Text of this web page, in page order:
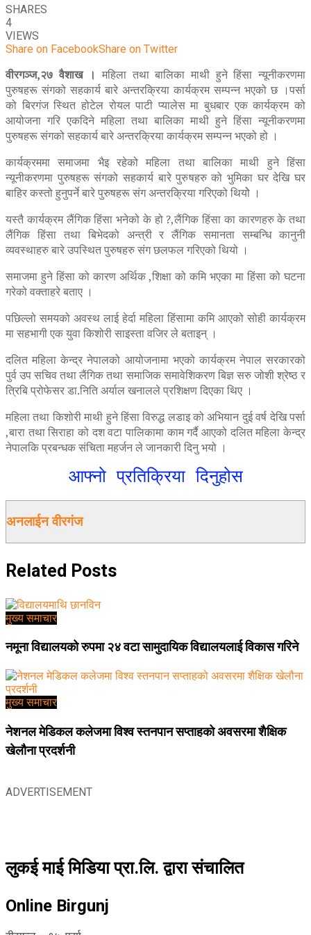
SHARES
4
VIEWS
Share on FacebookShare on Twitter
वीरगञ्ज,२७ वैशाख । महिला तथा बालिका माथी हुने हिंसा न्यूनीकरणमा
पुरुषहरू संगको सहकार्य बारे अन्तरक्रिया कार्यक्रम सम्पन्न भएको छ ।पर्सा
को बिरगंज स्थित होटेल रोयल पाटी प्यालेस मा बुधबार एक कार्यक्रम को
आयोजना गरि एकदिने महिला तथा बालिका माथी हुने हिंसा न्यूनीकरणमा
पुरुषहरू संगको सहकार्य बारे अन्तरक्रिया कार्यक्रम सम्पन्न भएको हो ।
कार्यक्रममा समाजमा भैइ रहेको महिला तथा बालिका माथी हुने हिंसा
न्यूनीकरणमा पुरुषहरू संगको सहकार्य बारे पुरुषहरु को भुमिका घर देखि घर
बाहिर कस्तो हुनुपर्ने बारे पुरुषहरू संग अन्तरक्रिया गरिएको थियोे ।
यस्तै कार्यक्रम लैंगिक हिंसा भनेको के हो ?,लैंगिक हिंसा का कारणहरु के तथा
लैंगिक हिंसा तथा बिभेदको अन्त्री र लैंगिक समानता सम्बन्धि कानुनी
व्यवस्थाहरु बारे उपस्थित पुरुषहरु संग छलफल गरिएको थियो ।
समाजमा हुने हिंसा को कारण अर्थिक ,शिक्षा को कमि भएका मा हिंसा को घटना
गरेको वक्ताहरे बताए ।
पछिल्लो समयको अवस्थ लाई हेर्दा महिला हिंसामा कमि आएको सोही कार्यक्रम
मा सहभागी एक युवा किशोरी साइस्ता वजिर ले बताइन् ।
दलित महिला केन्द्र नेपालको आयोजनामा भएको कार्यक्रम नेपाल सरकारको
पुर्व उप सचिव तथा लैंगिक तथा समाजिक समावेशिकरण बिज्ञ सरु जोशी श्रेष्ठ र
त्रिबि प्रोफेसर डा.निति अर्याल खनालले प्रशिक्षण दिएका थिए ।
महिला तथा किशोरी माथी हुने हिंसा विरुद्ध लडाइ को अभियान दुई वर्ष देखि पर्सा
,बारा तथा सिराहा को दश वटा पालिकामा काम गर्दै आएको दलित महिला केन्द्र
नेपालकि प्रबन्धक संचिता महर्जन ले जानकारी दिनु भयो ।
आफ्नो प्रतिक्रिया दिनुहोस
अनलाईन वीरगंज
Related Posts
मुख्य समाचार
नमूना विद्यालयको रुपमा २४ वटा सामुदायिक विद्यालयलाई विकास गरिने
मुख्य समाचार
नेशनल मेडिकल कलेजमा विश्व स्तनपान सप्ताहको अवसरमा शैक्षिक
खेलौना प्रदर्शनी
ADVERTISEMENT
लुकई माई मिडिया प्रा.लि. द्वारा संचालित
Online Birgunj